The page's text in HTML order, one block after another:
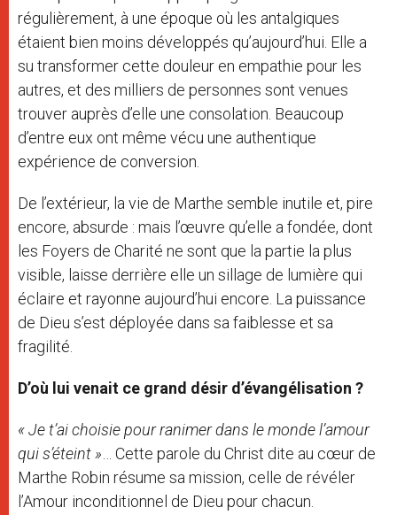
régulièrement, à une époque où les antalgiques
étaient bien moins développés qu’aujourd’hui. Elle a
su transformer cette douleur en empathie pour les
autres, et des milliers de personnes sont venues
trouver auprès d’elle une consolation. Beaucoup
d’entre eux ont même vécu une authentique
expérience de conversion.
De l’extérieur, la vie de Marthe semble inutile et, pire
encore, absurde : mais l’œuvre qu’elle a fondée, dont
les Foyers de Charité ne sont que la partie la plus
visible, laisse derrière elle un sillage de lumière qui
éclaire et rayonne aujourd’hui encore. La puissance
de Dieu s’est déployée dans sa faiblesse et sa
fragilité.
D’où lui venait ce grand désir d’évangélisation ?
« Je t’ai choisie pour ranimer dans le monde l’amour
qui s’éteint » … Cette parole du Christ dite au cœur de
Marthe Robin résume sa mission, celle de révéler
l’Amour inconditionnel de Dieu pour chacun.